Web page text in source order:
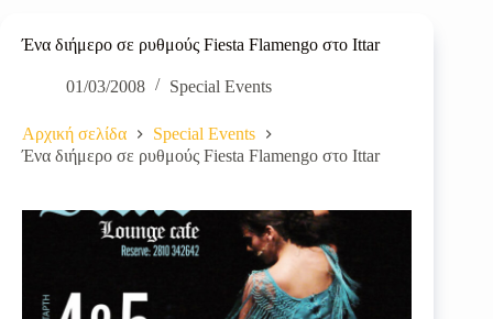
Ένα διήμερο σε ρυθμούς Fiesta Flamengo στο Ittar
01/03/2008 Special Events
Αρχική σελίδα
Special Events
Ένα διήμερο σε ρυθμούς Fiesta Flamengo στο Ittar